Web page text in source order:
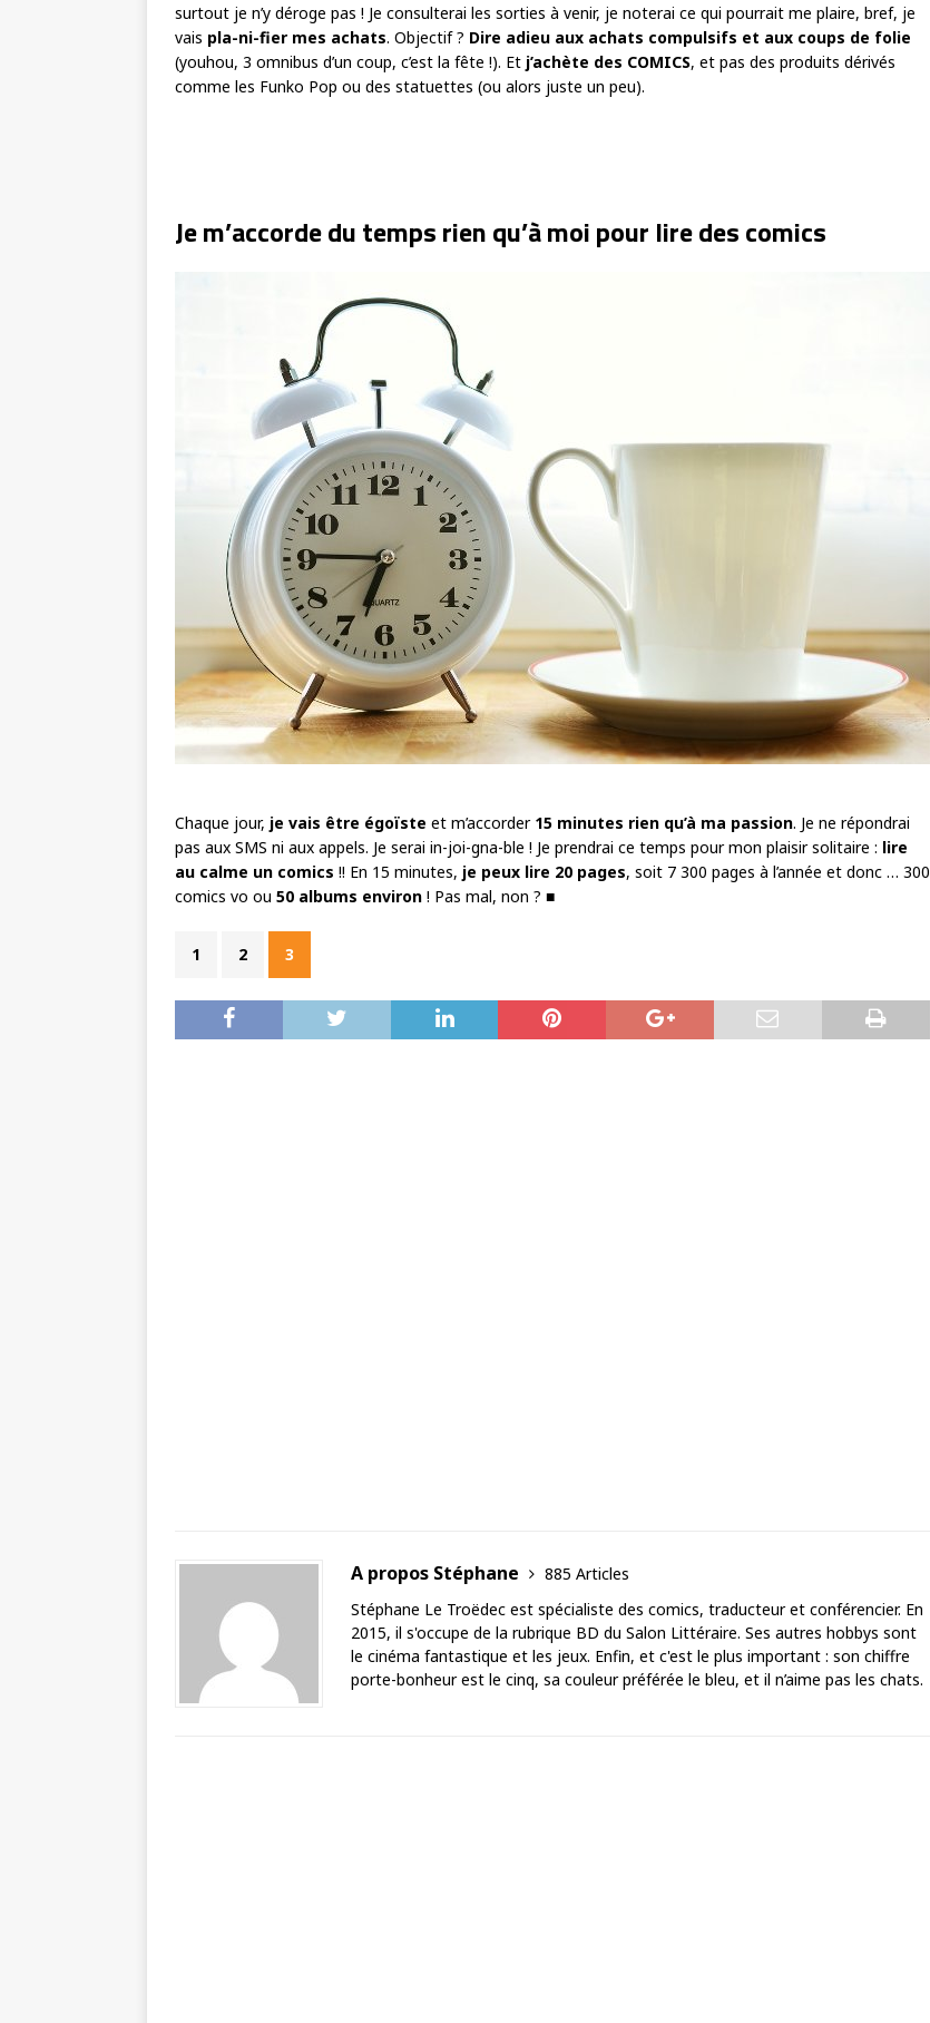
surtout je n’y déroge pas ! Je consulterai les sorties à venir, je noterai ce qui pourrait me plaire, bref, je
vais pla-ni-fier mes achats. Objectif ? Dire adieu aux achats compulsifs et aux coups de folie
(youhou, 3 omnibus d’un coup, c’est la fête !). Et j’achète des COMICS, et pas des produits dérivés
comme les Funko Pop ou des statuettes (ou alors juste un peu).
Je m’accorde du temps rien qu’à moi pour lire des comics
Chaque jour, je vais être égoïste et m’accorder 15 minutes rien qu’à ma passion. Je ne répondrai
pas aux SMS ni aux appels. Je serai in-joi-gna-ble ! Je prendrai ce temps pour mon plaisir solitaire : lire
au calme un comics !! En 15 minutes, je peux lire 20 pages, soit 7 300 pages à l’année et donc … 300
comics vo ou 50 albums environ ! Pas mal, non ? ■
1 2 3
A propos Stéphane
885 Articles
Stéphane Le Troëdec est spécialiste des comics, traducteur et conférencier. En
2015, il s'occupe de la rubrique BD du Salon Littéraire. Ses autres hobbys sont
le cinéma fantastique et les jeux. Enfin, et c'est le plus important : son chiffre
porte-bonheur est le cinq, sa couleur préférée le bleu, et il n’aime pas les chats.